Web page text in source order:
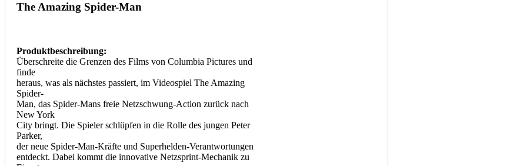
The Amazing Spider-Man
Produktbeschreibung:
Überschreite die Grenzen des Films von Columbia Pictures und
finde
heraus, was als nächstes passiert, im Videospiel The Amazing
Spider-
Man, das Spider-Mans freie Netzschwung-Action zurück nach
New York
City bringt. Die Spieler schlüpfen in die Rolle des jungen Peter
Parker,
der neue Spider-Man-Kräfte und Superhelden-Verantwortungen
entdeckt. Dabei kommt die innovative Netzsprint-Mechanik zu